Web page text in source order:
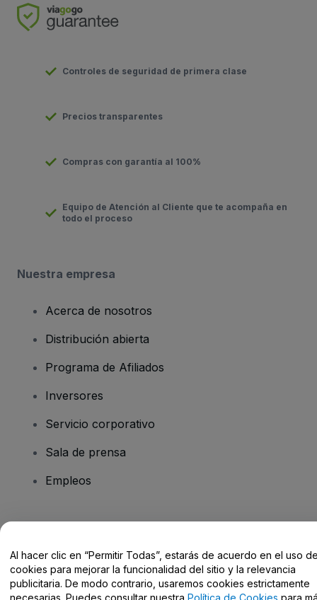
Controles de seguridad de primera clase
Precios transparentes
Compras con garantía al 100%
Equipo de Atención al Cliente que te acompaña en
todo el proceso
Nuestra empresa
Acerca de nosotros
Distribución abierta
Programa de Afiliados
Inversores
Servicio corporativo
Sala de prensa
Empleos
Centro de Ayuda / Contacto
Al hacer clic en “Permitir Todas”, estarás de acuerdo en el uso
cookies para mejorar la funcionalidad del sitio y la relevancia
publicitaria. De modo contrario, usaremos cookies estrictamente
necesarias. Puedes consultar nuestra Política de Cookies para